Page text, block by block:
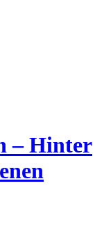
– Hinter